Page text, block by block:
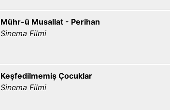
Mühr-ü Musallat - Perihan
Sinema Filmi
Keşfedilmemiş Çocuklar
Sinema Filmi